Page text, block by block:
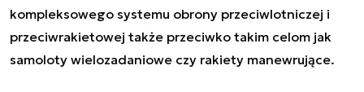
kompleksowego systemu obrony przeciwlotniczej i
przeciwrakietowej także przeciwko takim celom jak
samoloty wielozadaniowe czy rakiety manewrujące.